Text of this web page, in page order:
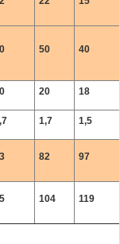
50 40
20 18
1,7 1,5
82 97
104 119